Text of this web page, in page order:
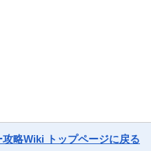
略Wiki トップページに戻る